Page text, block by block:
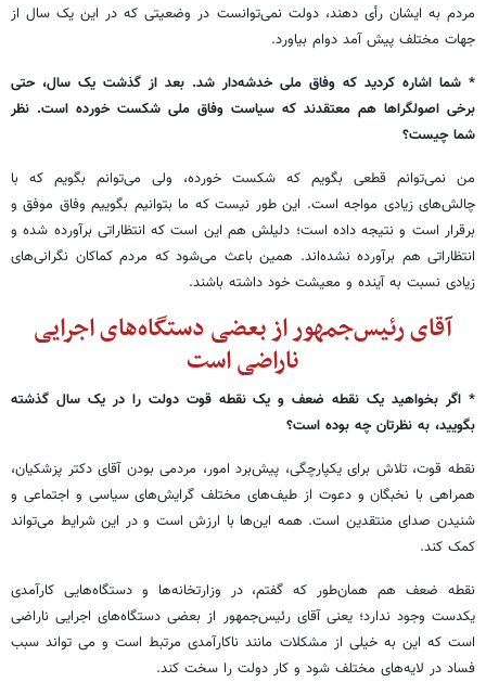
مردم به ایشان رأی دهند، دولت نمی‌توانست در وضعیتی که در این یک سال از
جهات مختلف پیش آمد دوام بیاورد.
* شما اشاره کردید که وفاق ملی خدشه‌دار شد. بعد از گذشت یک سال، حتی
برخی اصولگراها هم معتقدند که سیاست وفاق ملی شکست خورده است. نظر
شما چیست؟
من نمی‌توانم قطعی بگویم که شکست خورده، ولی می‌توانم بگویم که با
چالش‌های زیادی مواجه است. این طور نیست که ما بتوانیم بگوییم وفاق موفق و
برقرار است و نتیجه داده است؛ دلیلش هم این است که انتظاراتی برآورده شده و
انتظاراتی هم برآورده نشده‌اند. همین باعث می‌شود که مردم کماکان نگرانی‌های
زیادی نسبت به آینده و معیشت خود داشته باشند.
آقای رئیس‌جمهور از بعضی دستگاه‌های اجرایی
ناراضی است
* اگر بخواهید یک نقطه ضعف و یک نقطه قوت دولت را در یک سال گذشته
بگویید، به نظرتان چه بوده است؟
نقطه قوت، تلاش برای یکپارچگی، پیش‌برد امور، مردمی بودن آقای دکتر پزشکیان،
همراهی با نخبگان و دعوت از طیف‌های مختلف گرایش‌های سیاسی و اجتماعی و
شنیدن صدای منتقدین است. همه این‌ها با ارزش است و در این شرایط می‌تواند
کمک کند.
نقطه ضعف هم همان‌طور که گفتم، در وزارتخانه‌ها و دستگاه‌هایی کارآمدی
یکدست وجود ندارد؛ یعنی آقای رئیس‌جمهور از بعضی دستگاه‌های اجرایی ناراضی
است که این به خیلی از مشکلات مانند ناکارآمدی مرتبط است و می تواند سبب
فساد در لایه‌های مختلف شود و کار دولت را سخت کند.